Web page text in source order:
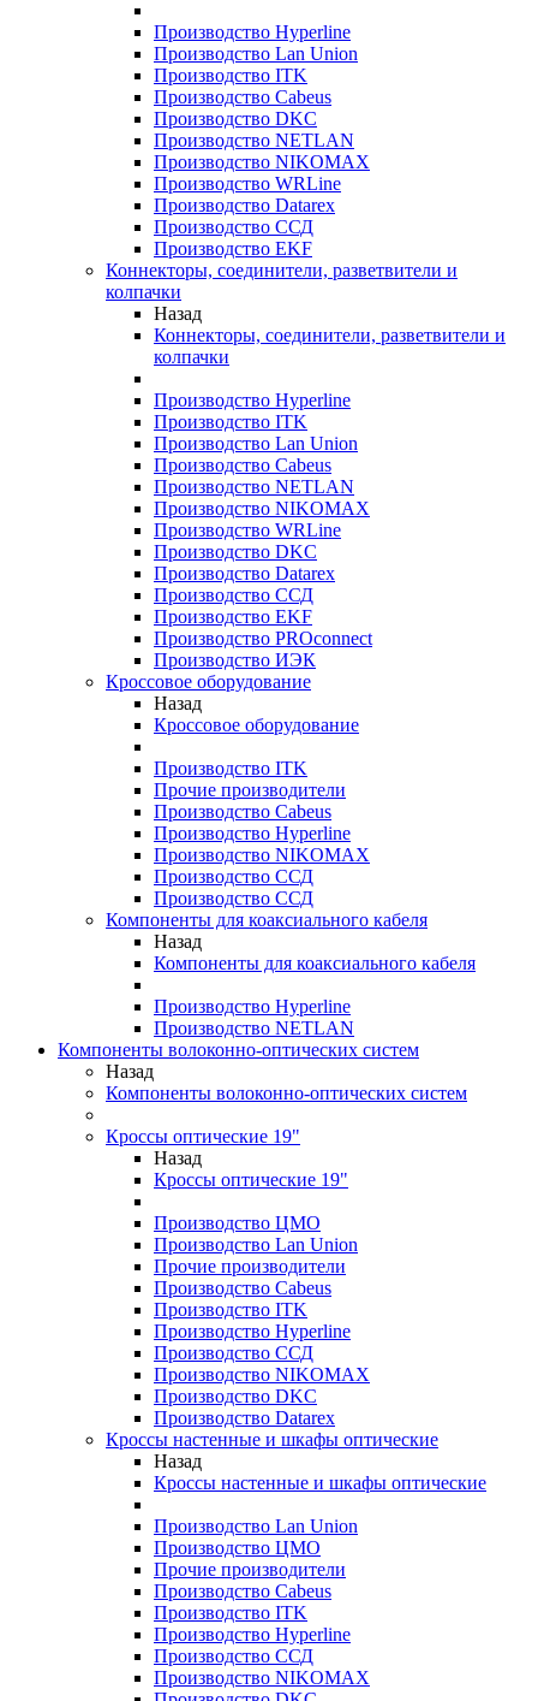
Производство Hyperline
Производство Lan Union
Производство ITK
Производство Cabeus
Производство DKC
Производство NETLAN
Производство NIKOMAX
Производство WRLine
Производство Datarex
Производство ССД
Производство EKF
Коннекторы, соединители, разветвители и
колпачки
Назад
Коннекторы, соединители, разветвители и
колпачки
Производство Hyperline
Производство ITK
Производство Lan Union
Производство Cabeus
Производство NETLAN
Производство NIKOMAX
Производство WRLine
Производство DKC
Производство Datarex
Производство ССД
Производство EKF
Производство PROconnect
Производство ИЭК
Кроссовое оборудование
Назад
Кроссовое оборудование
Производство ITK
Прочие производители
Производство Cabeus
Производство Hyperline
Производство NIKOMAX
Производство ССД
Производство ССД
Компоненты для коаксиального кабеля
Назад
Компоненты для коаксиального кабеля
Производство Hyperline
Производство NETLAN
Компоненты волоконно-оптических систем
Назад
Компоненты волоконно-оптических систем
Кроссы оптические 19"
Назад
Кроссы оптические 19"
Производство ЦМО
Производство Lan Union
Прочие производители
Производство Cabeus
Производство ITK
Производство Hyperline
Производство ССД
Производство NIKOMAX
Производство DKC
Производство Datarex
Кроссы настенные и шкафы оптические
Назад
Кроссы настенные и шкафы оптические
Производство Lan Union
Производство ЦМО
Прочие производители
Производство Cabeus
Производство ITK
Производство Hyperline
Производство ССД
Производство NIKOMAX